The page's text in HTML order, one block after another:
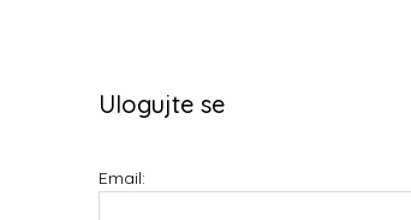
Ulogujte se
Email: